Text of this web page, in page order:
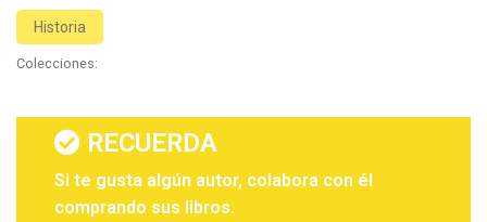
Historia
Colecciones:
RECUERDA
Si te gusta algún autor, colabora con él
comprando sus libros.